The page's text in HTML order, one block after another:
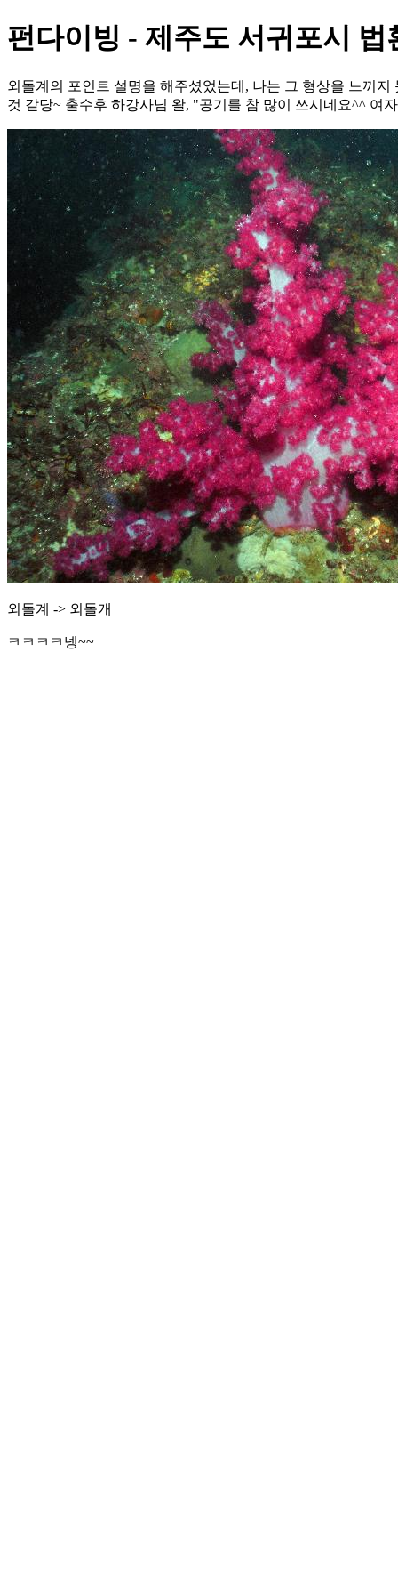
펀다이빙 - 제주도 서귀포시
외돌계의 포인트 설명을 해주셨었는데, 나는 그 형상을 느끼
것 같당~ 출수후 하강사님 왈, "공기를 참 많이 쓰시네요^^ 여
외돌계 -> 외돌개
ㅋㅋㅋㅋ넹~~